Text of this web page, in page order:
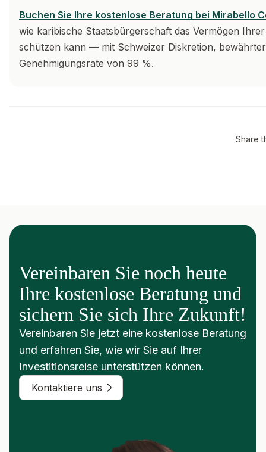
Buchen Sie Ihre kostenlose Beratung bei Mirabello
wie karibische Staatsbürgerschaft das Vermögen
schützen kann — mit Schweizer Diskretion,
Genehmigungsrate von 99 %.
Share
Vereinbaren Sie noch heute
Ihre kostenlose Beratung und
sichern Sie sich Ihre Zukunft!
Vereinbaren Sie jetzt eine kostenlose Beratung
und erfahren Sie, wie wir Sie auf Ihrer
Investitionsreise unterstützen können.
Kontaktiere uns